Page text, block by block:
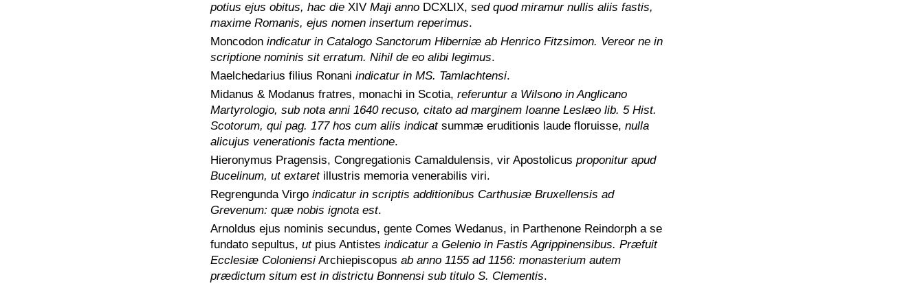
potius ejus obitus, hac die XIV Maji anno DCXLIX, sed quod miramur nullis aliis fastis,
maxime Romanis, ejus nomen insertum reperimus.
Moncodon indicatur in Catalogo Sanctorum Hiberniæ ab Henrico Fitzsimon. Vereor ne in
scriptione nominis sit erratum. Nihil de eo alibi legimus.
Maelchedarius filius Ronani indicatur in MS. Tamlachtensi.
Midanus & Modanus fratres, monachi in Scotia, referuntur a Wilsono in Anglicano
Martyrologio, sub nota anni 1640 recuso, citato ad marginem Ioanne Leslæo lib. 5 Hist.
Scotorum, qui pag. 177 hos cum aliis indicatsummæ eruditionis laude floruisse, nulla
alicujus venerationis facta mentione.
Hieronymus Pragensis, Congregationis Camaldulensis, vir Apostolicus proponitur apud
Bucelinum, ut extaretillustris memoria venerabilis viri.
Regrengunda Virgo indicatur in scriptis additionibus Carthusiæ Bruxellensis ad
Grevenum: quæ nobis ignota est.
Arnoldus ejus nominis secundus, gente Comes Wedanus, in Parthenone Reindorph a se
fundato sepultus, utpius Antistes indicatur a Gelenio in Fastis Agrippinensibus. Præfuit
Ecclesiæ Coloniensi Archiepiscopus ab anno 1155 ad 1156: monasterium autem
prædictum situm est in districtu Bonnensi sub titulo S. Clementis.